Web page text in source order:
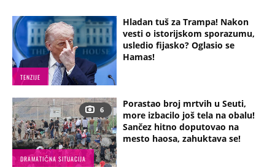
TENZIJE
Hladan tuš za Trampa! Nakon
vesti o istorijskom sporazumu,
usledio fijasko? Oglasio se
Hamas!
6
DRAMATIČNA SITUACIJA
Porastao broj mrtvih u Seuti,
more izbacilo još tela na obalu!
Sančez hitno doputovao na
mesto haosa, zahuktava se!